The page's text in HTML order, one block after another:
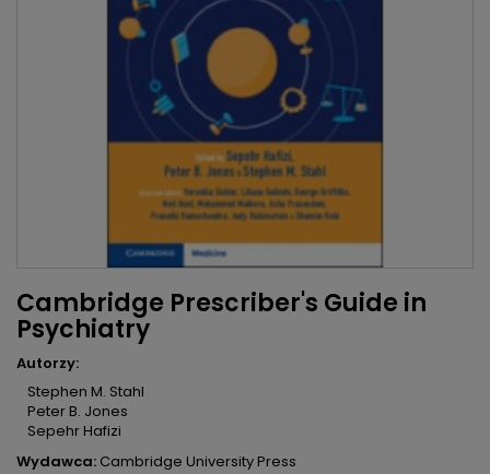
Cambridge Prescriber's Guide in
Psychiatry
Autorzy:
Stephen M. Stahl
Peter B. Jones
Sepehr Hafizi
Wydawca: Cambridge University Press